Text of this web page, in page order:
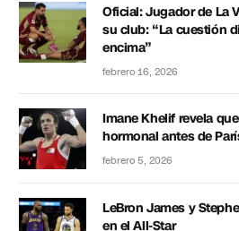
Oficial: Jugador de La
su club: “La cuestión
encima”
febrero 16, 2026
Imane Khelif revela
hormonal antes de
febrero 5, 2026
LeBron James y
en el All-Star